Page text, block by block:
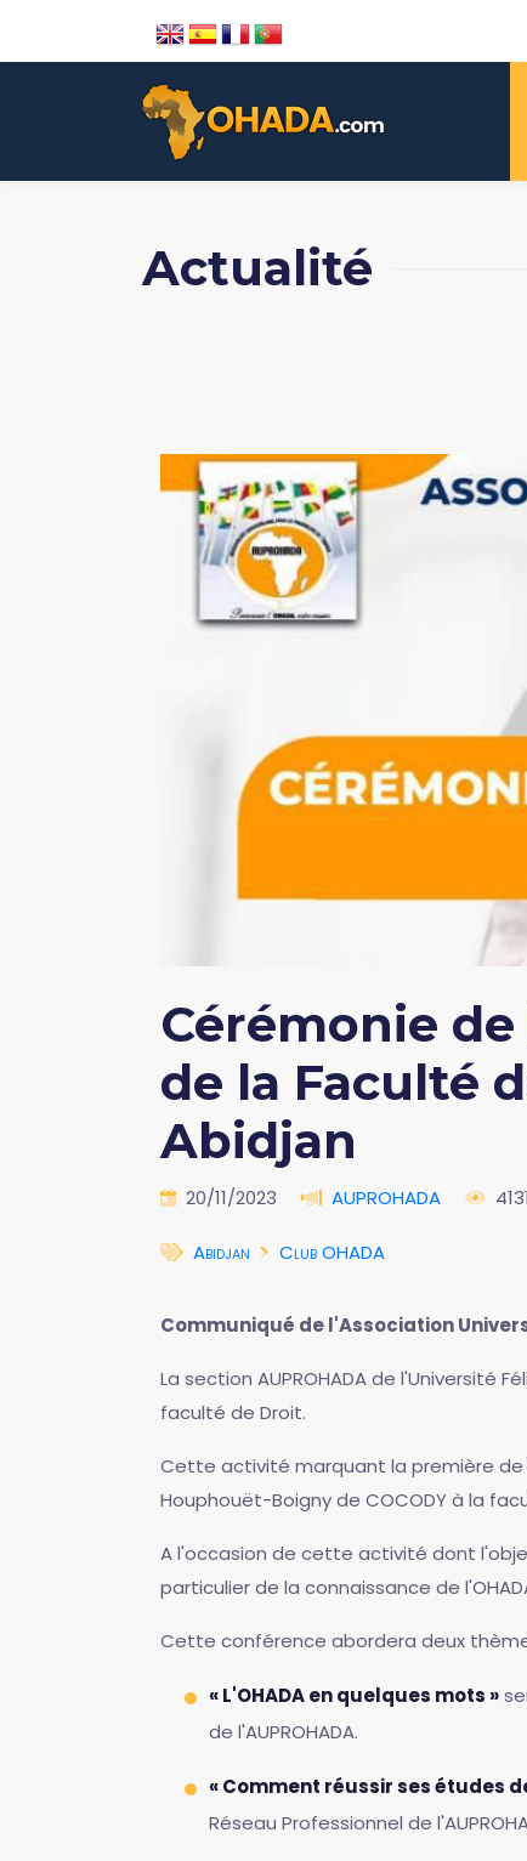
Actualité
Cérémonie
de la Faculté
Abidjan
20/11/2023 AUPROHADA 4131
Abidjan Club OHADA
Communiqué de l'Association
La section AUPROHADA de l'Université
faculté de Droit.
Cette activité marquant la première de
Houphouët-Boigny de COCODY à la
A l'occasion de cette activité dont
particulier de la connaissance de
Cette conférence abordera deux
« L'OHADA en quelques mots »
de l'AUPROHADA.
« Comment réussir ses études
Réseau Professionnel de